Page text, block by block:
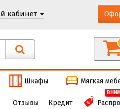
кабинет
Шкафы Мягкая
Отзывы Кредит